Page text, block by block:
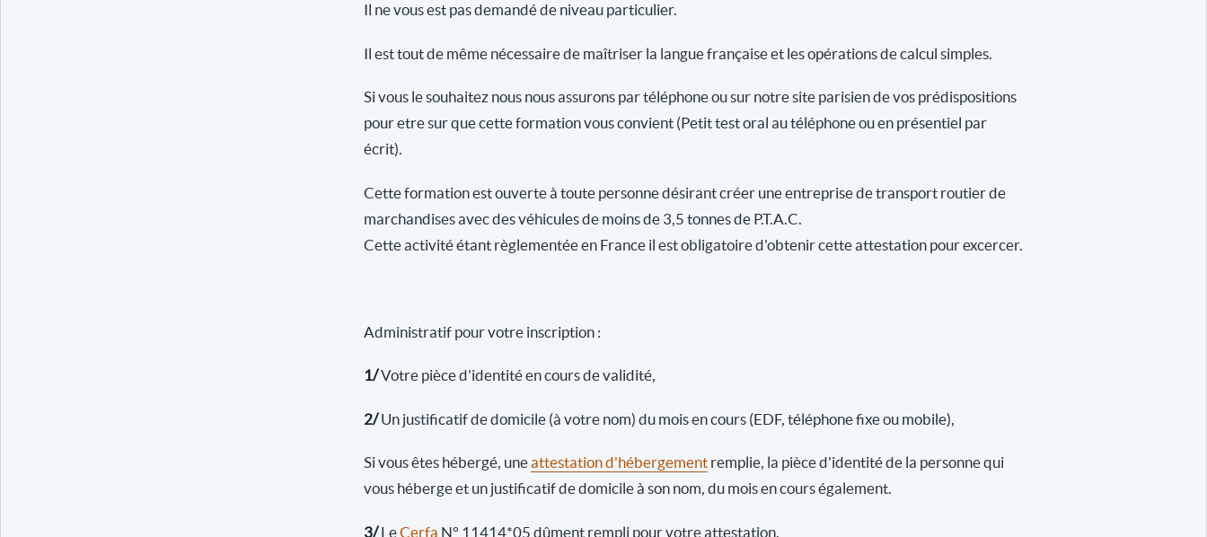
Il ne vous est pas demandé de niveau particulier.
Il est tout de même nécessaire de maîtriser la langue française et les opérations de calcul simples.
Si vous le souhaitez nous nous assurons par téléphone ou sur notre site parisien de vos prédispositions
pour etre sur que cette formation vous convient (Petit test oral au téléphone ou en présentiel par
écrit).
Cette formation est ouverte à toute personne désirant créer une entreprise de transport routier de
marchandises avec des véhicules de moins de 3,5 tonnes de P.T.A.C.
Cette activité étant règlementée en France il est obligatoire d'obtenir cette attestation pour excercer.
Administratif pour votre inscription :
1/Votre pièce d'identité en cours de validité,
2/Un justificatif de domicile (à votre nom) du mois en cours (EDF, téléphone fixe ou mobile),
Si vous êtes hébergé, uneattestation d'hébergement remplie, la pièce d'identité de la personne qui
vous héberge et un justificatif de domicile à son nom, du mois en cours également.
3/LeCerfa N° 11414*05 dûment rempli pour votre attestation.